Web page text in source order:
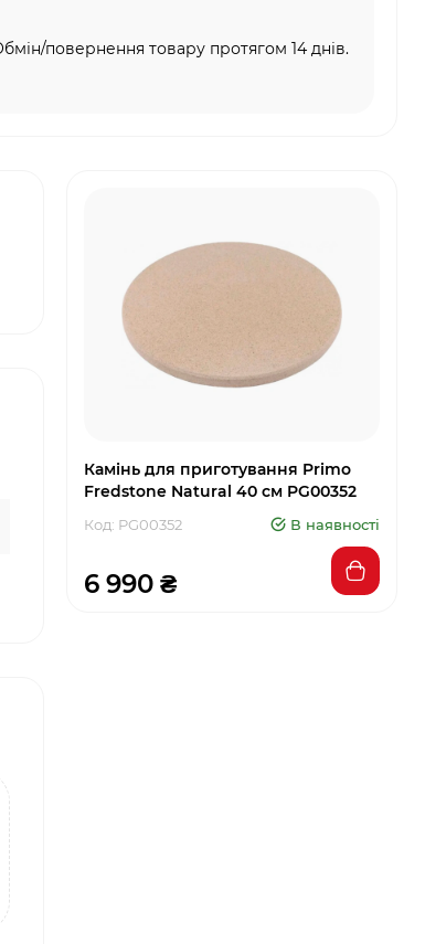
повернення товару протягом 14 днів.
Камінь для приготування Primo
Fredstone Natural 40 см PG00352
Код: PG00352 В наявності
6 990 ₴